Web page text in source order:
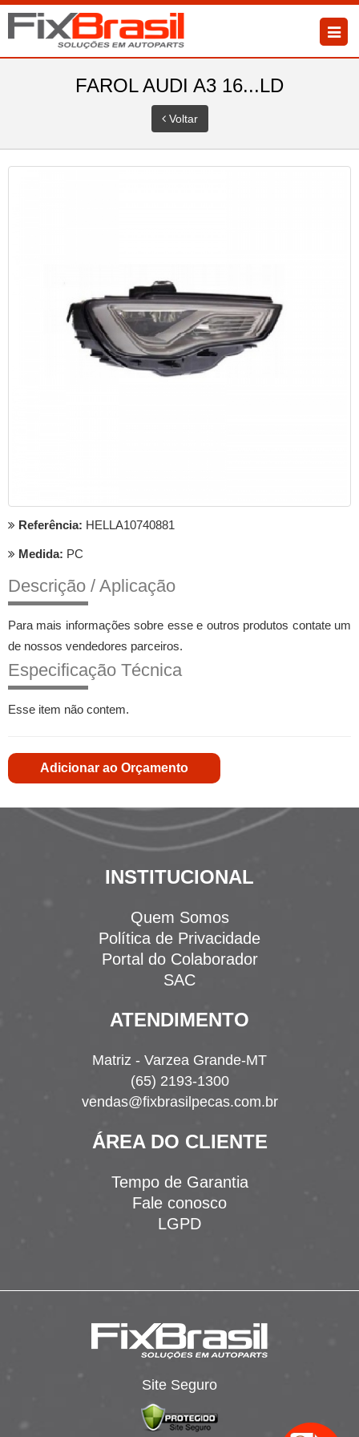
FAROL AUDI A3 16...LD
Voltar
Referência: HELLA10740881
Medida: PC
Descrição / Aplicação
Para mais informações sobre esse e outros produtos contate um
de nossos vendedores parceiros.
Especificação Técnica
Esse item não contem.
Adicionar ao Orçamento
INSTITUCIONAL
Quem Somos
Política de Privacidade
Portal do Colaborador
SAC
ATENDIMENTO
Matriz - Varzea Grande-MT
(65) 2193-1300
vendas@fixbrasilpecas.com.br
ÁREA DO CLIENTE
Tempo de Garantia
Fale conosco
LGPD
Site Seguro